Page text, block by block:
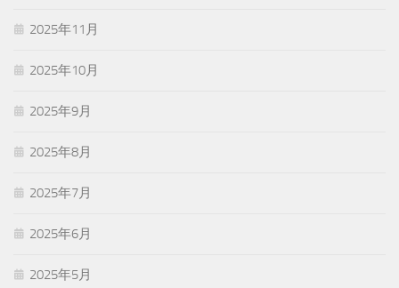
2025年11月
2025年10月
2025年9月
2025年8月
2025年7月
2025年6月
2025年5月